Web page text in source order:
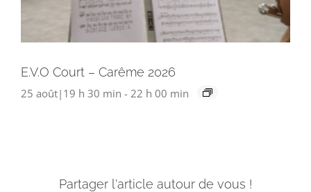
E.V.O Court – Carême 2026
25 août|19 h 30 min - 22 h 00 min
Partager l'article autour de vous !